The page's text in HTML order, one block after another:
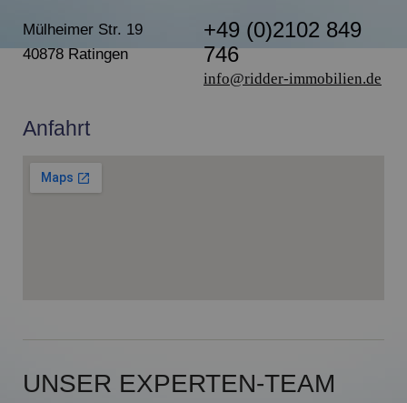
Mülheimer Str. 19
40878 Ratingen
+49 (0)2102 849
746
info@ridder-immobilien.de
Anfahrt
UNSER EXPERTEN-TEAM